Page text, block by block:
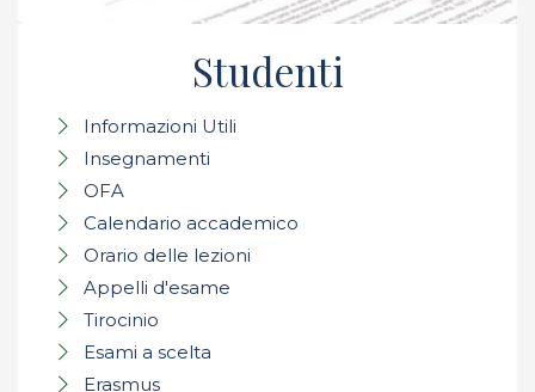
Studenti
Informazioni Utili
Insegnamenti
OFA
Calendario accademico
Orario delle lezioni
Appelli d'esame
Tirocinio
Esami a scelta
Erasmus